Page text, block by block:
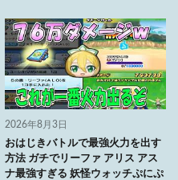
2026年8月3日
おはじきバトルで最強火力を出す
方法 ガチでリーファ アリス アス
ナ最強すぎる 妖怪ウォッチぷにぷ